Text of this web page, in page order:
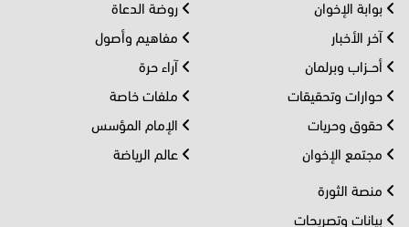
بوابة الإخوان
آخر الأخبار
أحــزاب وبرلمان
حوارات وتحقيقات
حقوق وحريات
مجتمع الإخوان
روضة الدعاة
مفاهيم وأصول
آراء حرة
ملفات خاصة
الإمام المؤسس
عالم الرياضة
منصة الثورة
بيانات وتصريحات